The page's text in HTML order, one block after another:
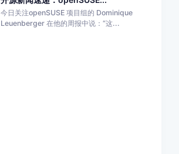
今日关注openSUSE 项目组的 Dominique
Leuenberger 在他的周报中说：“这...